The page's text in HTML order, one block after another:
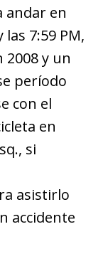
andar en
7:59 PM,
2008 y un
período
con el
en
si
asistirlo
accidente